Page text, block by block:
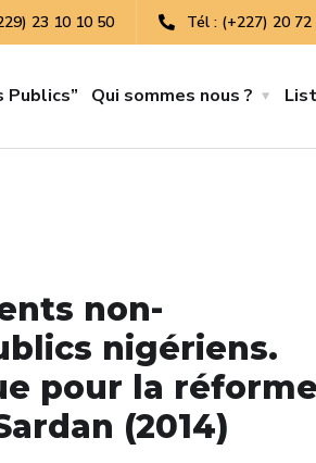
23 10 10 50 Tél : (+227) 20 72
Publics” Qui sommes nous ?
non-
nigériens.
pour la
(2014)